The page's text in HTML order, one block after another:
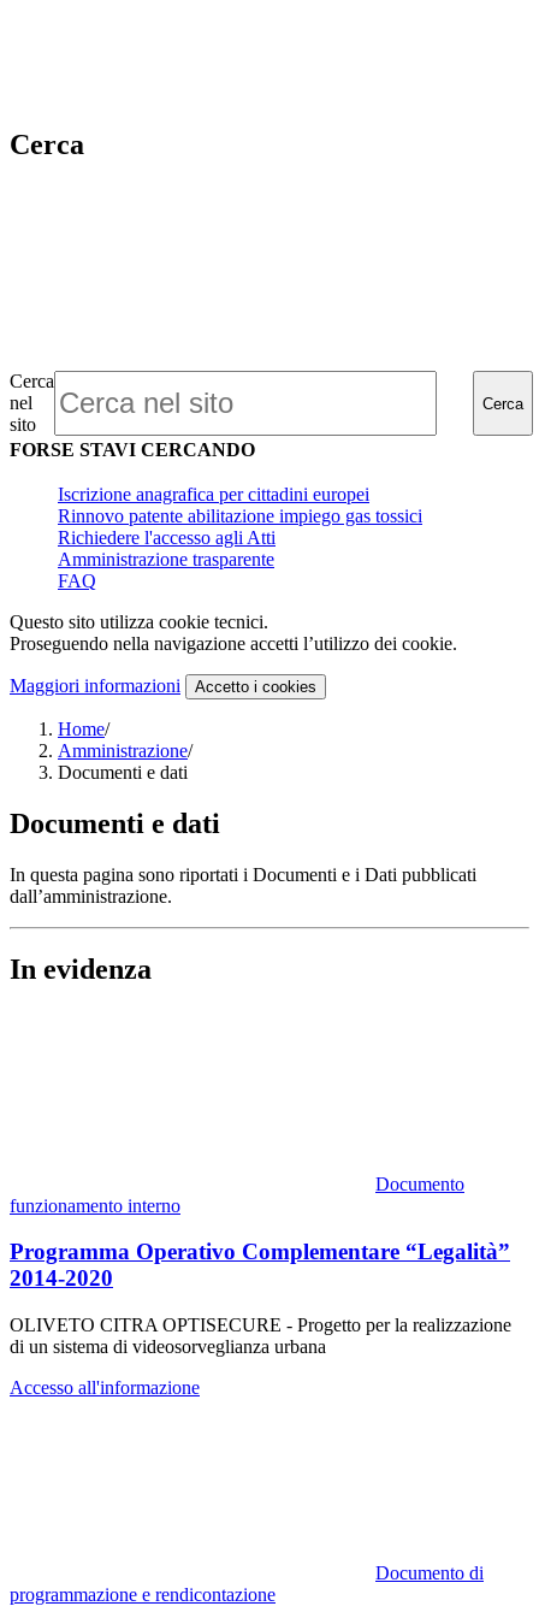
Cerca
Cerca
nel
sito
Cerca
FORSE STAVI CERCANDO
Iscrizione anagrafica per cittadini europei
Rinnovo patente abilitazione impiego gas tossici
Richiedere l'accesso agli Atti
Amministrazione trasparente
FAQ
Questo sito utilizza cookie tecnici.
Proseguendo nella navigazione accetti l’utilizzo dei cookie.
Maggiori informazioni Accetto i cookies
Home/
Amministrazione/
Documenti e dati
Documenti e dati
In questa pagina sono riportati i Documenti e i Dati pubblicati
dall’amministrazione.
In evidenza
Documento
funzionamento interno
Programma Operativo Complementare “Legalità”
2014-2020
OLIVETO CITRA OPTISECURE - Progetto per la realizzazione
di un sistema di videosorveglianza urbana
Accesso all'informazione
Documento di
programmazione e rendicontazione